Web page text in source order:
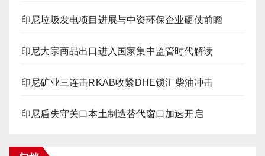
印尼垃圾发电项目进展与中资环保企业硬仗前瞻
印尼大宗商品出口进入国家集中监管时代解读
印尼矿业三连击RKAB收紧DHE锁汇柴油冲击
印尼盾失守关口本土制造替代窗口加速开启